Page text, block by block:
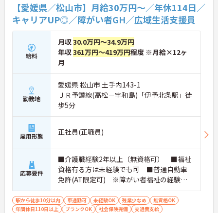
【愛媛県／松山市】月給30万円～／年休114日／
キャリアUP◎／障がい者GH／広域生活支援員
給料
月収30.0万円～34.9万円
年収361万円～419万円程度 ※月給×12ヶ
月
勤務地
愛媛県 松山市 土手内143-1
ＪＲ予讃線(高松－宇和島)「伊予北条駅」徒
歩5分
雇用形態 正社員(正職員)
応募要件
■介護職経験2年以上（無資格可） ■福祉
資格有る方は未経験でも可 ■普通自動車
免許(AT限定可) ※障がい者福祉の経験は
不問です。※実務経験2年以上の方、障がい
者福祉に関する経験をお持ちの方大歓迎
駅から徒歩10分以内 車通勤可 未経験OK 残業少なめ
無資格OK
年間休日110日以上
ブランクOK 社会保険完備 交通費支給